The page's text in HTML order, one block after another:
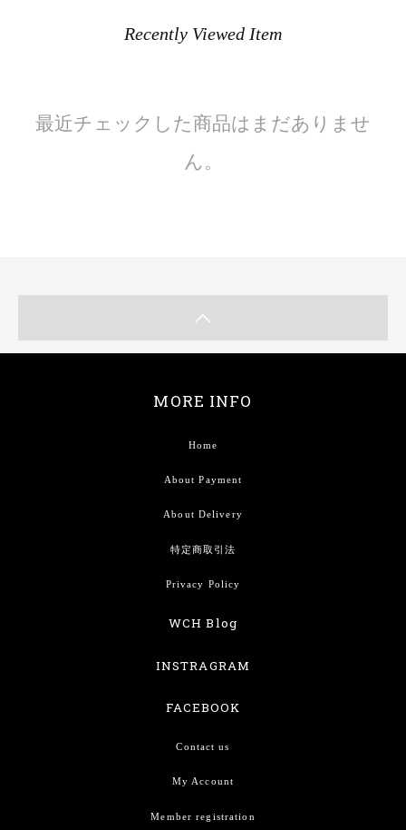
Recently Viewed Item
最近チェックした商品はまだありませ
ん。
MORE INFO
Home
About Payment
About Delivery
特定商取引法
Privacy Policy
WCH Blog
INSTRAGRAM
FACEBOOK
Contact us
My Account
Member registration